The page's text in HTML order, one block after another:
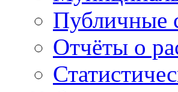
Публичные
Отчёты о